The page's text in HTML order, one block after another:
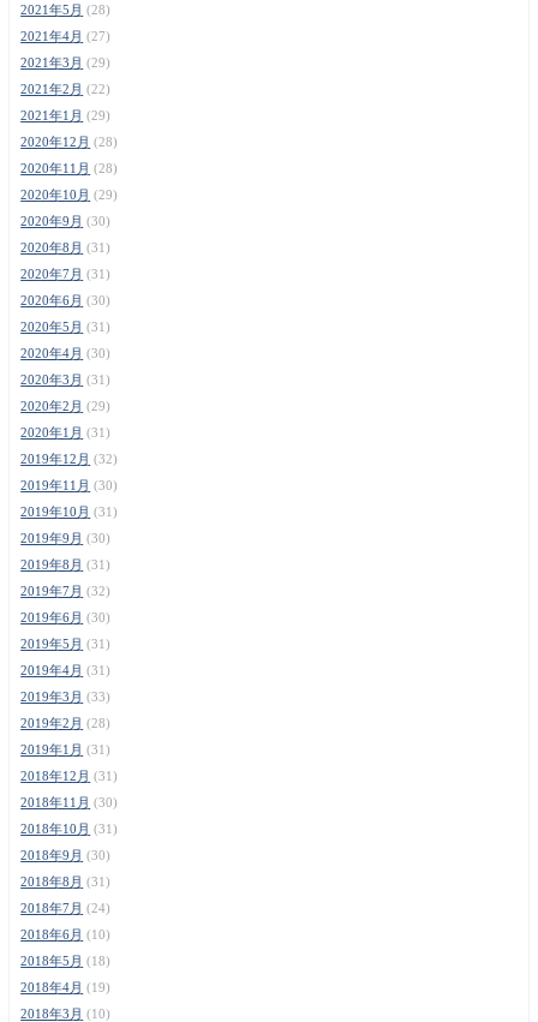
2021年5月 (28)
2021年4月 (27)
2021年3月 (29)
2021年2月 (22)
2021年1月 (29)
2020年12月 (28)
2020年11月 (28)
2020年10月 (29)
2020年9月 (30)
2020年8月 (31)
2020年7月 (31)
2020年6月 (30)
2020年5月 (31)
2020年4月 (30)
2020年3月 (31)
2020年2月 (29)
2020年1月 (31)
2019年12月 (32)
2019年11月 (30)
2019年10月 (31)
2019年9月 (30)
2019年8月 (31)
2019年7月 (32)
2019年6月 (30)
2019年5月 (31)
2019年4月 (31)
2019年3月 (33)
2019年2月 (28)
2019年1月 (31)
2018年12月 (31)
2018年11月 (30)
2018年10月 (31)
2018年9月 (30)
2018年8月 (31)
2018年7月 (24)
2018年6月 (10)
2018年5月 (18)
2018年4月 (19)
2018年3月 (10)